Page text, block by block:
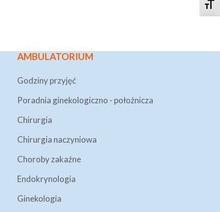
AMBULATORIUM
Godziny przyjęć
Poradnia ginekologiczno - położnicza
Chirurgia
Chirurgia naczyniowa
Choroby zakaźne
Endokrynologia
Ginekologia